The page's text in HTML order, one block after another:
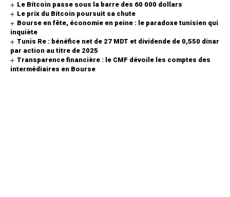
Le Bitcoin passe sous la barre des 60 000 dollars
Le prix du Bitcoin poursuit sa chute
Bourse en fête, économie en peine : le paradoxe tunisien qui
inquiète
Tunis Re : bénéfice net de 27 MDT et dividende de 0,550 dinar
par action au titre de 2025
Transparence financière : le CMF dévoile les comptes des
intermédiaires en Bourse